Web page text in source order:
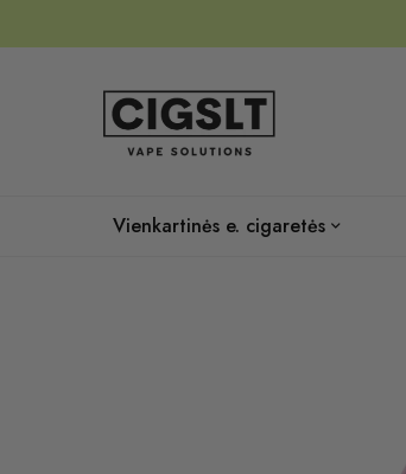
Vienkartinės e. cigaretės